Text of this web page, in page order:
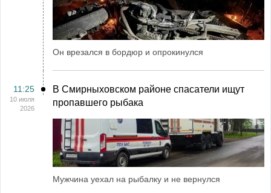
Он врезался в бордюр и опрокинулся
11:25
10 июля
2026
В Смирныховском районе спасатели ищут
пропавшего рыбака
Мужчина уехал на рыбалку и не вернулся